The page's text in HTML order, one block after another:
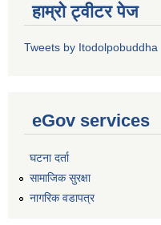
हाम्रो ट्वीटर पेज
Tweets by Itodolpobuddha
eGov services
घटना दर्ता
सामाजिक सुरक्षा
नागरिक वडापत्र